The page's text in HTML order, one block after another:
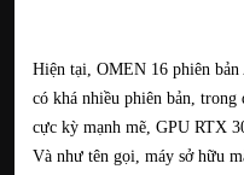
Hiện tại, OMEN 16 phiên
có khá nhiều phiên bản, trong
cực kỳ mạnh mẽ, GPU RTX
Và như tên gọi, máy sở hữu